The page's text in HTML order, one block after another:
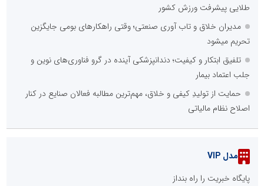
طلایی پیشرفت ورزش کشور
مدیران خلاق و تاب آوری صنعتی؛ وقتی راهکارهای بومی جایگزین
تحریم میشود
تلفیق ابتکار و کیفیت؛ دندانپزشکی آینده در گرو فناوری‌های نوین و
جلب اعتماد بیمار
حمایت از تولیدِ کیفی و خلاق، مهم‌ترین مطالبه فعالان صنایع در کنار
اصلاح نظام مالیاتی
مدل VIP
پایگاه خبریت را راه بنداز